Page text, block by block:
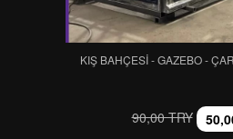
KIŞ BAHÇESİ - GAZEBO -
90,00 TRY